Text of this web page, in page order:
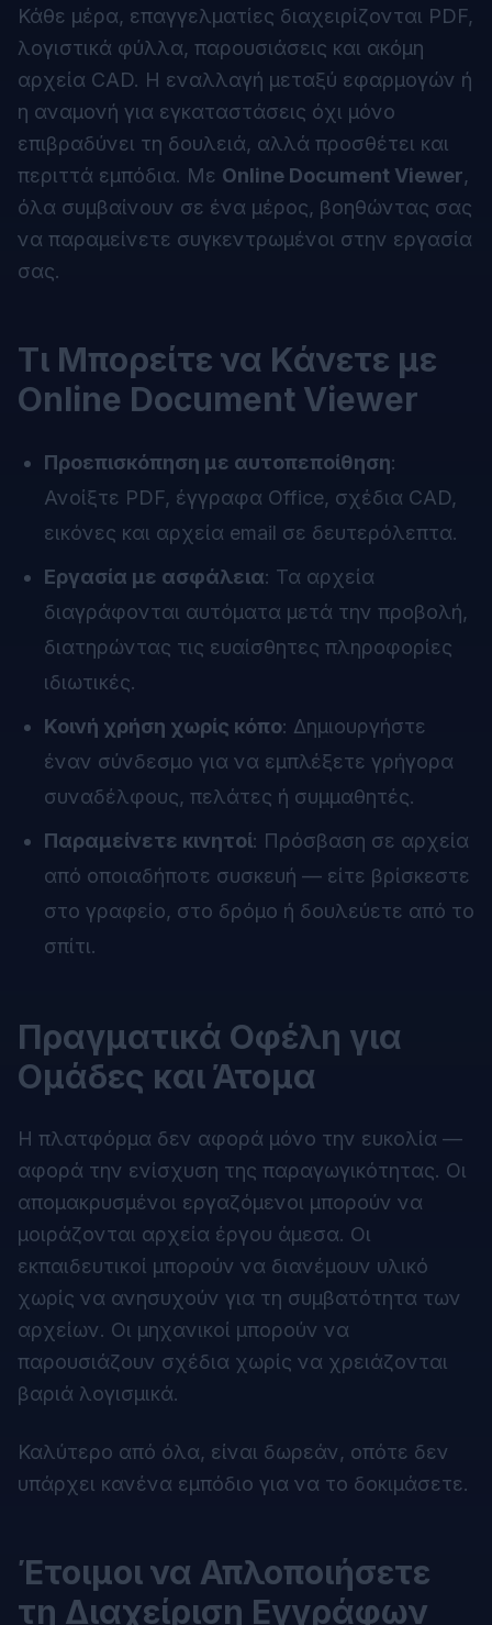
Κάθε μέρα, επαγγελματίες διαχειρίζονται PDF,
λογιστικά φύλλα, παρουσιάσεις και ακόμη
αρχεία CAD. Η εναλλαγή μεταξύ εφαρμογών ή
η αναμονή για εγκαταστάσεις όχι μόνο
επιβραδύνει τη δουλειά, αλλά προσθέτει και
περιττά εμπόδια. Με Online Document Viewer,
όλα συμβαίνουν σε ένα μέρος, βοηθώντας σας
να παραμείνετε συγκεντρωμένοι στην εργασία
σας.
Τι Μπορείτε να Κάνετε με
Online Document Viewer
Προεπισκόπηση με αυτοπεποίθηση:
Ανοίξτε PDF, έγγραφα Office, σχέδια CAD,
εικόνες και αρχεία email σε δευτερόλεπτα.
Εργασία με ασφάλεια: Τα αρχεία
διαγράφονται αυτόματα μετά την προβολή,
διατηρώντας τις ευαίσθητες πληροφορίες
ιδιωτικές.
Κοινή χρήση χωρίς κόπο: Δημιουργήστε
έναν σύνδεσμο για να εμπλέξετε γρήγορα
συναδέλφους, πελάτες ή συμμαθητές.
Παραμείνετε κινητοί: Πρόσβαση σε αρχεία
από οποιαδήποτε συσκευή — είτε βρίσκεστε
στο γραφείο, στο δρόμο ή δουλεύετε από το
σπίτι.
Πραγματικά Οφέλη για
Ομάδες και Άτομα
Η πλατφόρμα δεν αφορά μόνο την ευκολία —
αφορά την ενίσχυση της παραγωγικότητας. Οι
απομακρυσμένοι εργαζόμενοι μπορούν να
μοιράζονται αρχεία έργου άμεσα. Οι
εκπαιδευτικοί μπορούν να διανέμουν υλικό
χωρίς να ανησυχούν για τη συμβατότητα των
αρχείων. Οι μηχανικοί μπορούν να
παρουσιάζουν σχέδια χωρίς να χρειάζονται
βαριά λογισμικά.
Καλύτερο από όλα, είναι δωρεάν, οπότε δεν
υπάρχει κανένα εμπόδιο για να το δοκιμάσετε.
Έτοιμοι να Απλοποιήσετε
τη Διαχείριση Εγγράφων